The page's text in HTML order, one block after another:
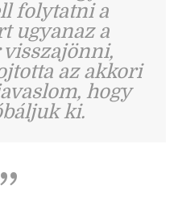
folytatni a
ugyanaz a
az akkori
hogy
ki.